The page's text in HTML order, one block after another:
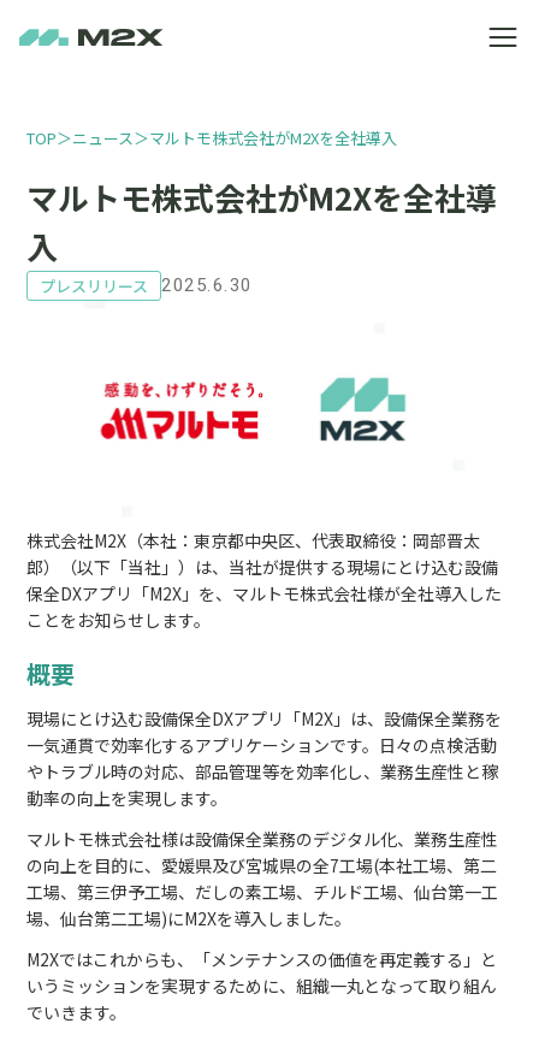
TOP＞ニュース＞マルトモ株式会社がM2Xを全社導入
マルトモ株式会社がM2Xを全社導
入
プレスリリース 2025.6.30
株式会社M2X（本社：東京都中央区、代表取締役：岡部晋太
郎）（以下「当社」）は、当社が提供する現場にとけ込む設備
保全DXアプリ「M2X」を、マルトモ株式会社様が全社導入した
ことをお知らせします。
概要
現場にとけ込む設備保全DXアプリ「M2X」は、設備保全業務を
一気通貫で効率化するアプリケーションです。日々の点検活動
やトラブル時の対応、部品管理等を効率化し、業務生産性と稼
動率の向上を実現します。
マルトモ株式会社様は設備保全業務のデジタル化、業務生産性
の向上を目的に、愛媛県及び宮城県の全7工場(本社工場、第二
工場、第三伊予工場、だしの素工場、チルド工場、仙台第一工
場、仙台第二工場)にM2Xを導入しました。
M2Xではこれからも、「メンテナンスの価値を再定義する」と
いうミッションを実現するために、組織一丸となって取り組ん
でいきます。